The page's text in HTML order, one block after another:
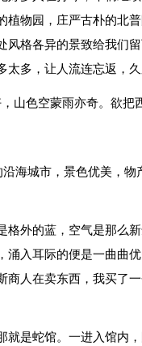
植物园，庄严古朴的北
格各异的景致给我们
太多，让人流连忘返，
山色空蒙雨亦奇。欲把
海城市，景色优美，
格外的蓝，空气是那么
涌入耳际的便是一曲曲
商人在卖东西，我买了
就是蛇馆。一进入馆内